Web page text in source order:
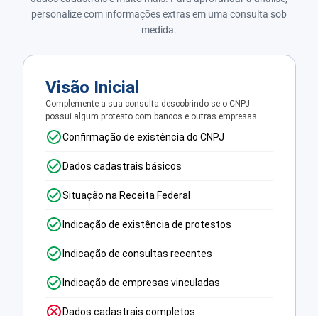
personalize com informações extras em uma consulta sob
medida.
Visão Inicial
Complemente a sua consulta descobrindo se o CNPJ
possui algum protesto com bancos e outras empresas.
Confirmação de existência do CNPJ
Dados cadastrais básicos
Situação na Receita Federal
Indicação de existência de protestos
Indicação de consultas recentes
Indicação de empresas vinculadas
Dados cadastrais completos